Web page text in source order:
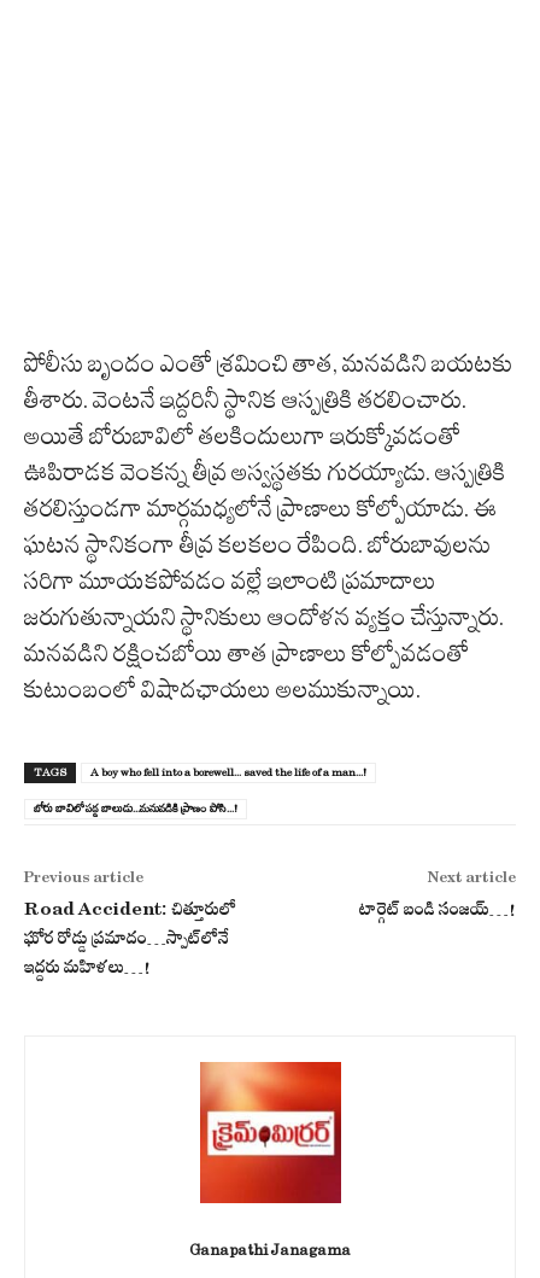
పోలీసు బృందం ఎంతో శ్రమించి తాత, మనవడిని బయటకు
తీశారు. వెంటనే ఇద్దరినీ స్థానిక ఆస్పత్రికి తరలించారు.
అయితే బోరుబావిలో తలకిందులుగా ఇరుక్కోవడంతో
ఊపిరాడక వెంకన్న తీవ్ర అస్వస్థతకు గురయ్యాడు. ఆస్పత్రికి
తరలిస్తుండగా మార్గమధ్యలోనే ప్రాణాలు కోల్పోయాడు. ఈ
ఘటన స్థానికంగా తీవ్ర కలకలం రేపింది. బోరుబావులను
సరిగా మూయకపోవడం వల్లే ఇలాంటి ప్రమాదాలు
జరుగుతున్నాయని స్థానికులు ఆందోళన వ్యక్తం చేస్తున్నారు.
మనవడిని రక్షించబోయి తాత ప్రాణాలు కోల్పోవడంతో
కుటుంబంలో విషాదఛాయలు అలముకున్నాయి.
TAGS A boy who fell into a borewell... saved the life of a man...!
బోరు బావిలో ప‌డ్డ బాలుడు...మ‌నువ‌డికి ప్రాణం పోసి...!
Previous article
Road Accident: చిత్తూరులో
ఘోర రోడ్డు ప్ర‌మాదం…స్పాట్‌లోనే
ఇద్ద‌రు మ‌హిళ‌లు…!
Next article
టార్గెట్ బండి సంజయ్…!
Ganapathi Janagama